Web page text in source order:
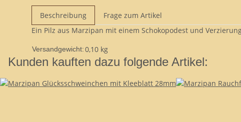
Beschreibung
Frage zum Artikel
Ein Pilz aus Marzipan mit einem Schokopodest und
Versandgewicht:0,10 kg
Kunden kauften dazu folgende Artikel: